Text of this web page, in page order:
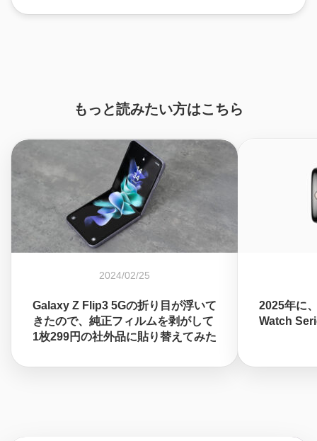
もっと読みたい方はこちら
2024/02/25
Galaxy Z Flip3 5Gの折り目が浮いて
きたので、純正フィルムを剥がして
1枚299円の社外品に貼り替えてみた
2025年に
Watch